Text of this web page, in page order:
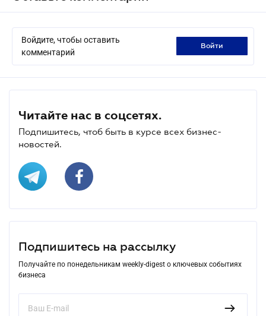
Войдите, чтобы оставить
комментарий
войти
Читайте нас в соцсетях.
Подпишитесь, чтоб быть в курсе всех бизнес-
новостей.
Подпишитесь на рассылку
Получайте по понедельникам weekly-digest о ключевых событиях
бизнеса